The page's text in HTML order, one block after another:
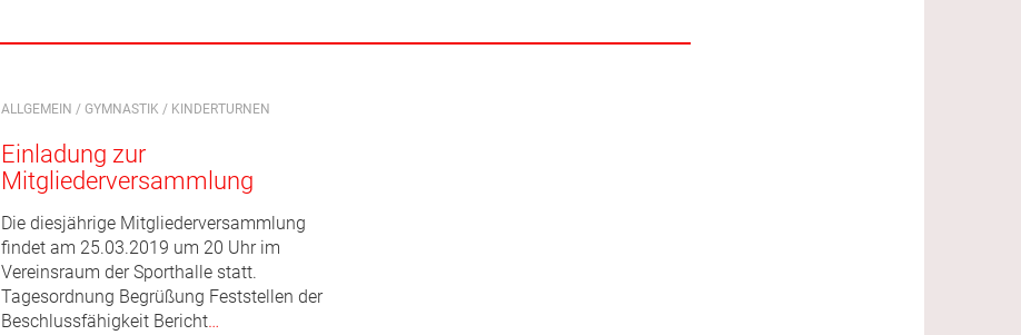
ALLGEMEIN / GYMNASTIK / KINDERTURNEN
Einladung zur
Mitgliederversammlung
Die diesjährige Mitgliederversammlung
findet am 25.03.2019 um 20 Uhr im
Vereinsraum der Sporthalle statt.
Tagesordnung Begrüßung Feststellen der
Beschlussfähigkeit Bericht…